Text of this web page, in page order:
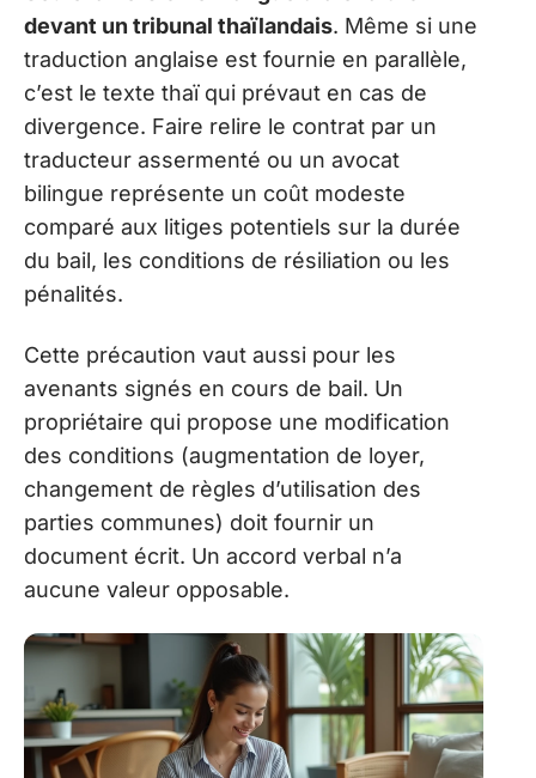
devant un tribunal thaïlandais. Même si une
traduction anglaise est fournie en parallèle,
c’est le texte thaï qui prévaut en cas de
divergence. Faire relire le contrat par un
traducteur assermenté ou un avocat
bilingue représente un coût modeste
comparé aux litiges potentiels sur la durée
du bail, les conditions de résiliation ou les
pénalités.
Cette précaution vaut aussi pour les
avenants signés en cours de bail. Un
propriétaire qui propose une modification
des conditions (augmentation de loyer,
changement de règles d’utilisation des
parties communes) doit fournir un
document écrit. Un accord verbal n’a
aucune valeur opposable.